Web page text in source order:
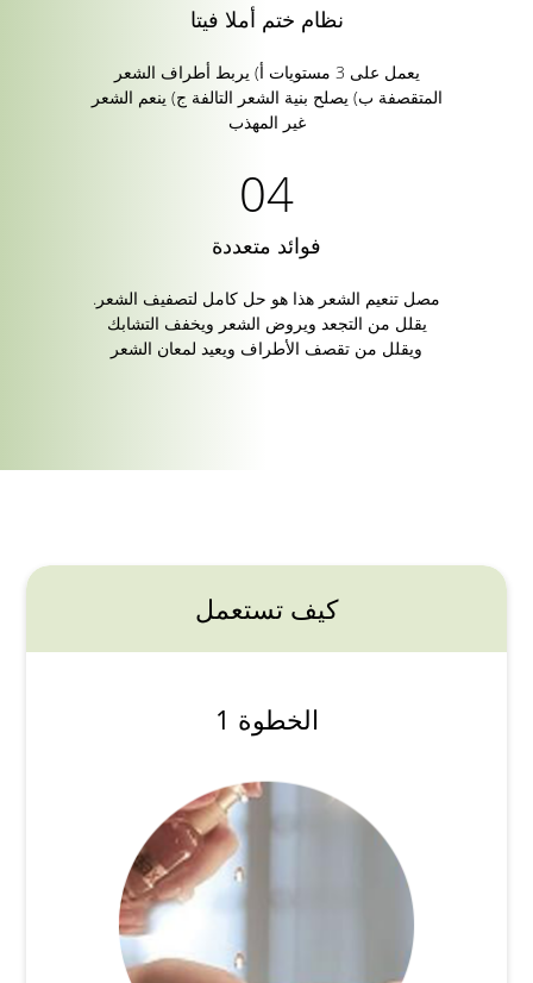
نظام ختم أملا فيتا
يعمل على 3 مستويات أ) يربط أطراف الشعر
المتقصفة ب) يصلح بنية الشعر التالفة ج) ينعم الشعر
غير المهذب
فوائد متعددة
مصل تنعيم الشعر هذا هو حل كامل لتصفيف الشعر.
يقلل من التجعد ويروض الشعر ويخفف التشابك
ويقلل من تقصف الأطراف ويعيد لمعان الشعر
كيف تستعمل
الخطوة 1